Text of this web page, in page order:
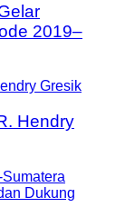
2019–
Hendry